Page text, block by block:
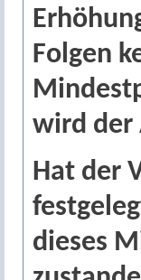
Folgen
wird der
Hat der
dieses